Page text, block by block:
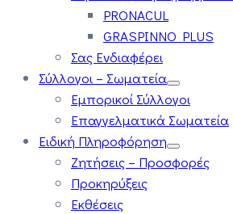
PRONACUL
GRASPINNO PLUS
Σας Ενδιαφέρει
Σύλλογοι – Σωματεία
Εμπορικοί Σύλλογοι
Επαγγελματικά Σωματεία
Ειδική Πληροφόρηση
Ζητήσεις – Προσφορές
Προκηρύξεις
Εκθέσεις